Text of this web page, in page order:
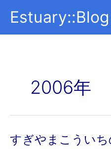
Estuary::Blog
2006年
すぎやまこうい